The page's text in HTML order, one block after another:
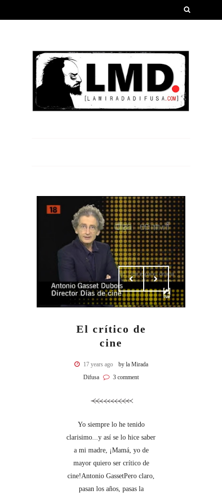
El crítico de
cine
17 years ago
by la Mirada
Difusa
3 comment
Yo siempre lo he tenido
clarisimo...y así se lo hice saber
a mi madre, ¡Mamá, yo de
mayor quiero ser crítico de
cine!Antonio GassetPero claro,
pasan los años, pasas la